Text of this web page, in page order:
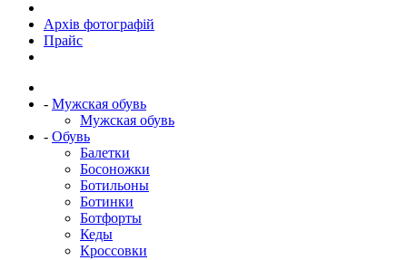
Архів фотографій
Прайс
- Мужская обувь
Мужская обувь
- Обувь
Балетки
Босоножки
Ботильоны
Ботинки
Ботфорты
Кеды
Кроссовки